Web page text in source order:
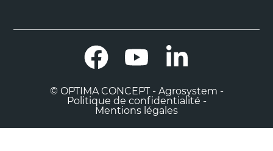
Facebook YouTube
© OPTIMA CONCEPT - Agrosystem -
Politique de confidentialité -
Mentions légales